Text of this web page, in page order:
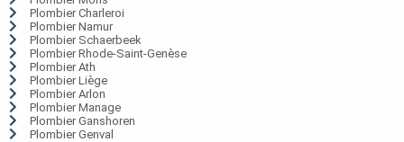
Plombier Charleroi
Plombier Namur
Plombier Schaerbeek
Plombier Rhode-Saint-Genèse
Plombier Ath
Plombier Liège
Plombier Arlon
Plombier Manage
Plombier Ganshoren
Plombier Genval